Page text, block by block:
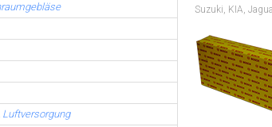
Luftversorgung
Suzuki, KIA,